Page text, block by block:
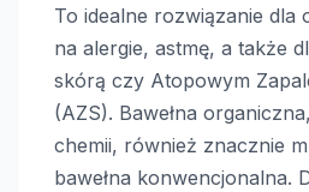
To idealne rozwiązanie dla
na alergie, astmę, a także
skórą czy Atopowym
(AZS). Bawełna
chemii, również znacznie
bawełna konwencjonalna.